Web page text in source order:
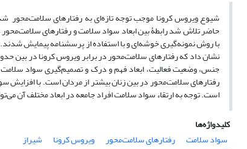
شیوع ویروس کرونا موجب توجه تازه‌ای به رفتارهای سلامت‌محور
با روش نمونه‌گیری خوشه‌ای و با استفاده از پرسشنامه پیمایش
جنس، وضعیت فعالیت، ابعاد فهم و درک و تصمیم‌گیری سواد سلامت
رفتارهای سلامت‌محور در بین زنان بیشتر از مردان است. با افزایش
است. توجه به ارتقاء سواد سلامت افراد جامعه در ابعاد مختلف آن
کلیدواژه‌ها
سواد سلامت
رفتارهای سلامت‌محور ویروس کرونا
شیراز